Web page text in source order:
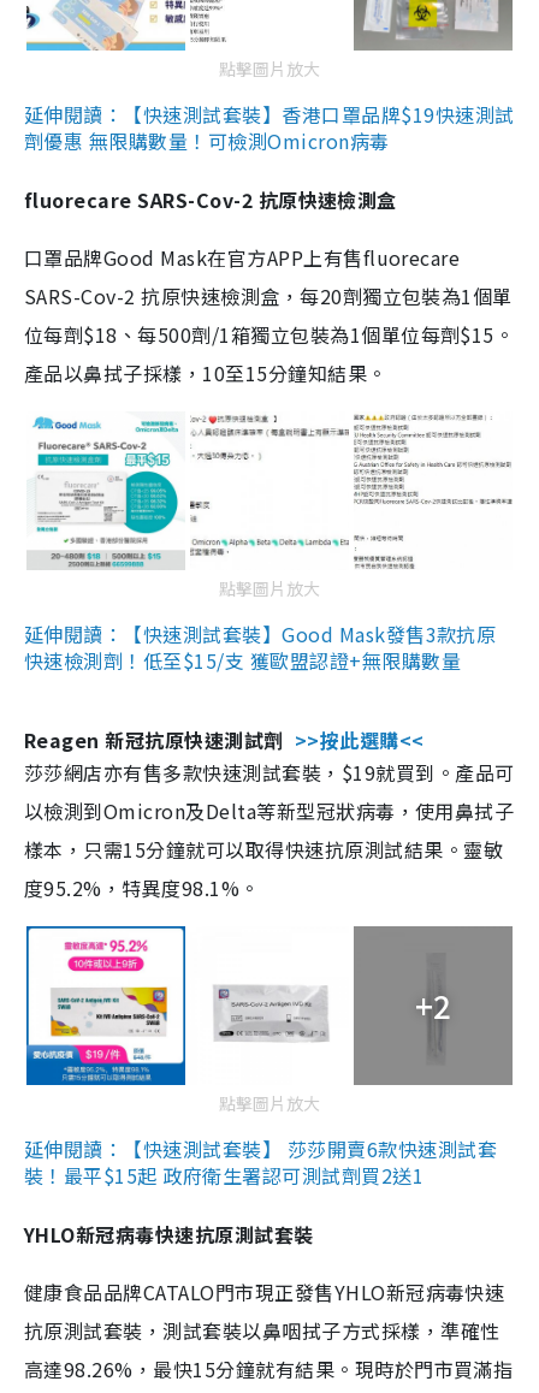
點擊圖片放大
延伸閱讀：【快速測試套裝】香港口罩品牌$19快速測試
劑優惠 無限購數量！可檢測Omicron病毒
fluorecare SARS-Cov-2 抗原快速檢測盒
口罩品牌Good Mask在官方APP上有售fluorecare
SARS-Cov-2 抗原快速檢測盒，每20劑獨立包裝為1個單
位每劑$18、每500劑/1箱獨立包裝為1個單位每劑$15。
產品以鼻拭子採樣，10至15分鐘知結果。
點擊圖片放大
延伸閱讀：【快速測試套裝】Good Mask發售3款抗原
快速檢測劑！低至$15/支 獲歐盟認證+無限購數量
Reagen 新冠抗原快速測試劑 >>按此選購<<
莎莎網店亦有售多款快速測試套裝，$19就買到。產品可
以檢測到Omicron及Delta等新型冠狀病毒，使用鼻拭子
樣本，只需15分鐘就可以取得快速抗原測試結果。靈敏
度95.2%，特異度98.1%。
+2
點擊圖片放大
延伸閱讀：【快速測試套裝】 莎莎開賣6款快速測試套
裝！最平$15起 政府衛生署認可測試劑買2送1
YHLO新冠病毒快速抗原測試套裝
健康食品品牌CATALO門市現正發售YHLO新冠病毒快速
抗原測試套裝，測試套裝以鼻咽拭子方式採樣，準確性
高達98.26%，最快15分鐘就有結果。現時於門市買滿指